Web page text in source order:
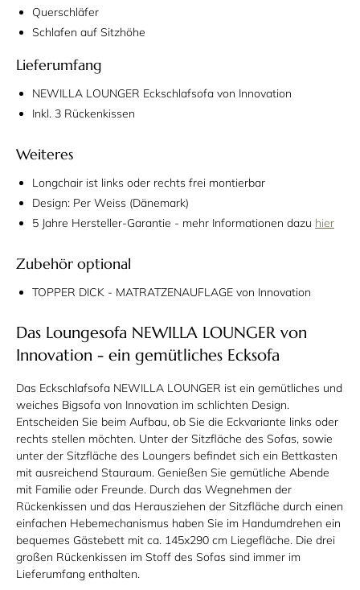
Querschläfer
Schlafen auf Sitzhöhe
Lieferumfang
NEWILLA LOUNGER Eckschlafsofa von Innovation
Inkl. 3 Rückenkissen
Weiteres
Longchair ist links oder rechts frei montierbar
Design: Per Weiss (Dänemark)
5 Jahre Hersteller-Garantie - mehr Informationen dazu hier
Zubehör optional
TOPPER DICK - MATRATZENAUFLAGE von Innovation
Das Loungesofa NEWILLA LOUNGER von
Innovation - ein gemütliches Ecksofa
Das Eckschlafsofa NEWILLA LOUNGER ist ein gemütliches und
weiches Bigsofa von Innovation im schlichten Design.
Entscheiden Sie beim Aufbau, ob Sie die Eckvariante links oder
rechts stellen möchten. Unter der Sitzfläche des Sofas, sowie
unter der Sitzfläche des Loungers befindet sich ein Bettkasten
mit ausreichend Stauraum. Genießen Sie gemütliche Abende
mit Familie oder Freunde. Durch das Wegnehmen der
Rückenkissen und das Herausziehen der Sitzfläche durch einen
einfachen Hebemechanismus haben Sie im Handumdrehen ein
bequemes Gästebett mit ca. 145x290 cm Liegefläche. Die drei
großen Rückenkissen im Stoff des Sofas sind immer im
Lieferumfang enthalten.